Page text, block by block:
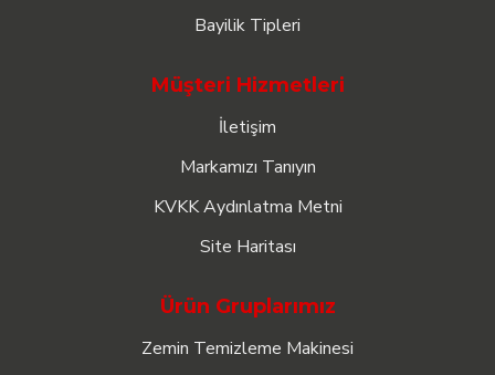
Bayilik Tipleri
Müşteri Hizmetleri
İletişim
Markamızı Tanıyın
KVKK Aydınlatma Metni
Site Haritası
Ürün Gruplarımız
Zemin Temizleme Makinesi